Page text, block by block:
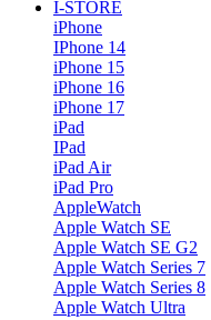
I-STORE
iPhone
IPhone 14
iPhone 15
iPhone 16
iPhone 17
iPad
IPad
iPad Air
iPad Pro
AppleWatch
Apple Watch SE
Apple Watch SE G2
Apple Watch Series 7
Apple Watch Series 8
Apple Watch Ultra